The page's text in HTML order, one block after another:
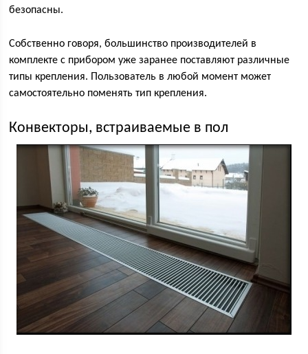
безопасны.
Собственно говоря, большинство производителей в
комплекте с прибором уже заранее поставляют различные
типы крепления. Пользователь в любой момент может
самостоятельно поменять тип крепления.
Конвекторы, встраиваемые в пол